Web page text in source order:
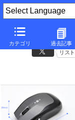
カテゴリ 過去記事
イーサプ
リスト